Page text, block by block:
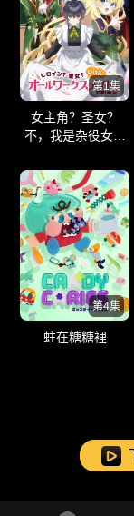
第1集
女主角？圣女？
不，我是杂役女仆
第4集
蛀在糖糖裡